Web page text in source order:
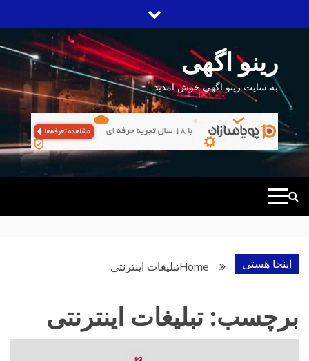
to
رینو اگهی
به سایت رینو اگهی خوش امدید.
اینجا هستی Homeتبلیغات اینترنتی
برچسب:تبلیغات اینترنتی